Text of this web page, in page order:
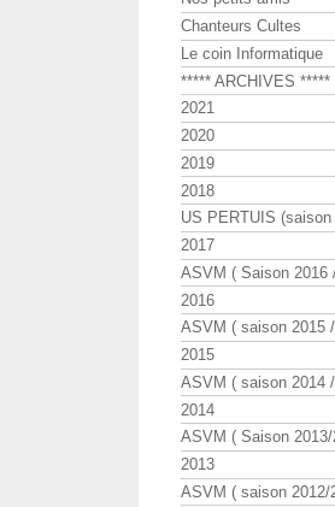
Chanteurs Cultes
Le coin Informatique
***** ARCHIVES *****
2021
2020
2019
2018
US PERTUIS (saison
2017
ASVM ( Saison 2016
2016
ASVM ( saison 2015
2015
ASVM ( saison 2014
2014
ASVM ( Saison 2013/
2013
ASVM ( saison 2012/